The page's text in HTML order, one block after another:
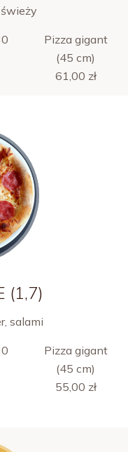
Pizza gigant
(45 cm)
61,00 zł
(1,7)
salami
Pizza gigant
(45 cm)
55,00 zł